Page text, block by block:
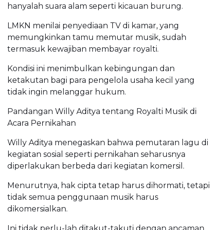
hanyalah suara alam seperti kicauan burung.
LMKN menilai penyediaan TV di kamar, yang
memungkinkan tamu memutar musik, sudah
termasuk kewajiban membayar royalti.
Kondisi ini menimbulkan kebingungan dan
ketakutan bagi para pengelola usaha kecil yang
tidak ingin melanggar hukum.
Pandangan Willy Aditya tentang Royalti Musik di
Acara Pernikahan
Willy Aditya menegaskan bahwa pemutaran lagu di
kegiatan sosial seperti pernikahan seharusnya
diperlakukan berbeda dari kegiatan komersil.
Menurutnya, hak cipta tetap harus dihormati, tetapi
tidak semua penggunaan musik harus
dikomersialkan.